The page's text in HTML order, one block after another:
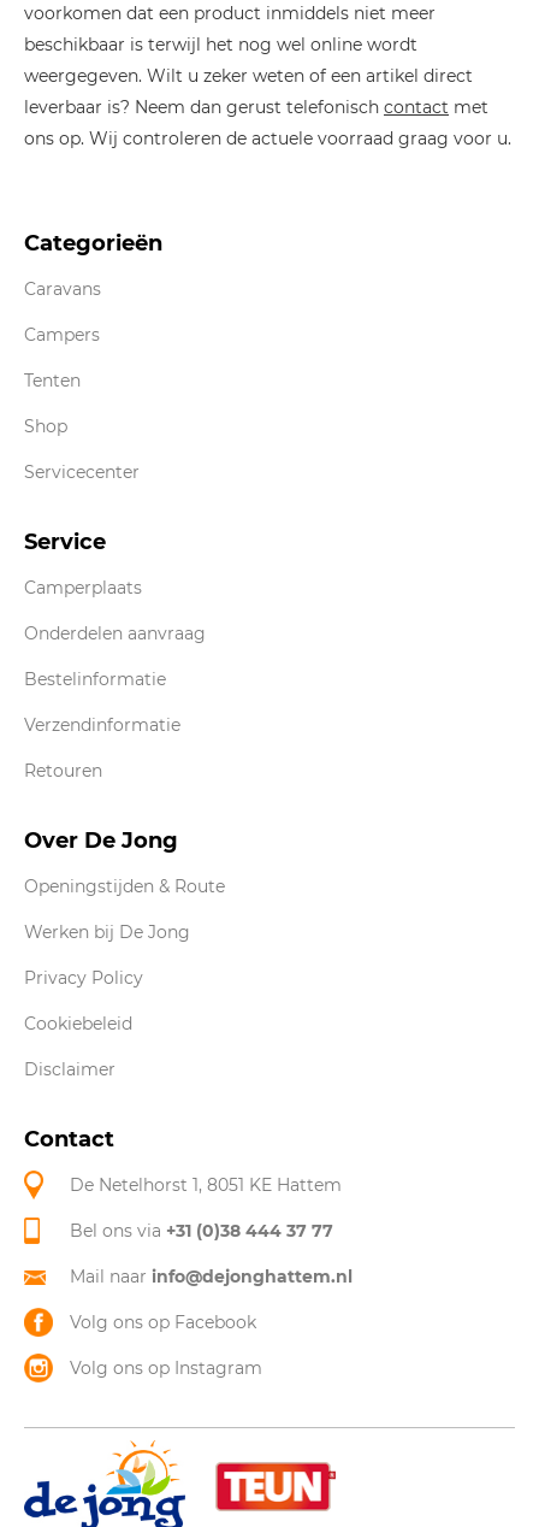
voorkomen dat een product inmiddels niet meer
beschikbaar is terwijl het nog wel online wordt
weergegeven. Wilt u zeker weten of een artikel direct
leverbaar is? Neem dan gerust telefonisch contact met
ons op. Wij controleren de actuele voorraad graag voor u.
Categorieën
Caravans
Campers
Tenten
Shop
Servicecenter
Service
Camperplaats
Onderdelen aanvraag
Bestelinformatie
Verzendinformatie
Retouren
Over De Jong
Openingstijden & Route
Werken bij De Jong
Privacy Policy
Cookiebeleid
Disclaimer
Contact
De Netelhorst 1, 8051 KE Hattem
Bel ons via +31 (0)38 444 37 77
Mail naar info@dejonghattem.nl
Volg ons op Facebook
Volg ons op Instagram